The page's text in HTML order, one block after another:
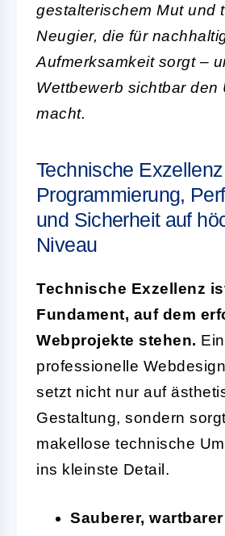
gestalterischem Mut und
Neugier, die für
Aufmerksamkeit sorgt –
Wettbewerb sichtbar den
macht.
Technische
Programmierung,
und Sicherheit auf
Niveau
Technische Exzellenz
Fundament, auf dem
Webprojekte stehen.
professionelle
setzt nicht nur auf
Gestaltung, sondern
makellose technische
ins kleinste Detail.
Sauberer,